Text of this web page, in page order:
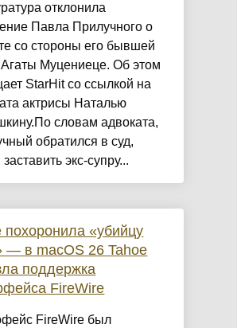
отклонила
Павла Прилучного о
со стороны его бывшей
Муцениеце. Об этом
StarHit со ссылкой на
актрисы Наталью
словам адвоката,
обратился в суд,
экс-супру...
похоронила «убийцу
— в macOS 26 Tahoe
поддержка
FireWire
FireWire был